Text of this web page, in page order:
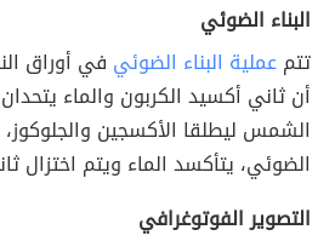
البناء الضوئي
تتمعملية البناء الضوئي في أوراق
أن ثاني أكسيد الكربون والماء
الشمس ليطلقا الأكسجين والجلوكوز،
الضوئي، يتأكسد الماء ويتم اختزال
التصوير الفوتوغرافي